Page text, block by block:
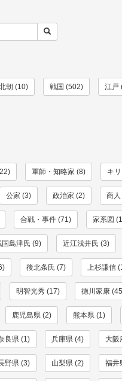
朝 (10) 戦国 (502) 江戸
軍師・知略家 (8) キ
公家 (3) 政治家 (2) 商
合戦・事件 (71) 家系図
国島津氏 (9) 近江浅井氏 (3)
後北条氏 (7) 上杉謙信
明智光秀 (17) 徳川家康
鹿児島県 (2) 熊本県 (1)
良県 (1) 兵庫県 (4) 大阪
野県 (3) 山梨県 (2) 福井